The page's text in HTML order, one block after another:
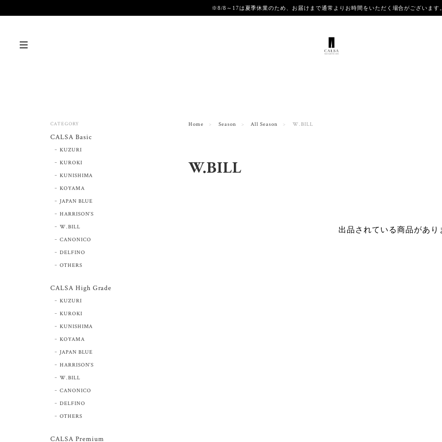
※8/8～17は夏季休業のため、お届けまで通常よりお時間をいただく場合がございま
Home Season All Season W.BILL
W.BILL
出品されている商品があり
CATEGORY
CALSA Basic
KUZURI
KUROKI
KUNISHIMA
KOYAMA
JAPAN BLUE
HARRISON’S
W.BILL
CANONICO
DELFINO
OTHERS
CALSA High Grade
KUZURI
KUROKI
KUNISHIMA
KOYAMA
JAPAN BLUE
HARRISON’S
W.BILL
CANONICO
DELFINO
OTHERS
CALSA Premium